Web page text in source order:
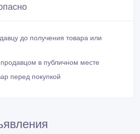
до получения товара или
продавцом в публичном месте
перед покупкой